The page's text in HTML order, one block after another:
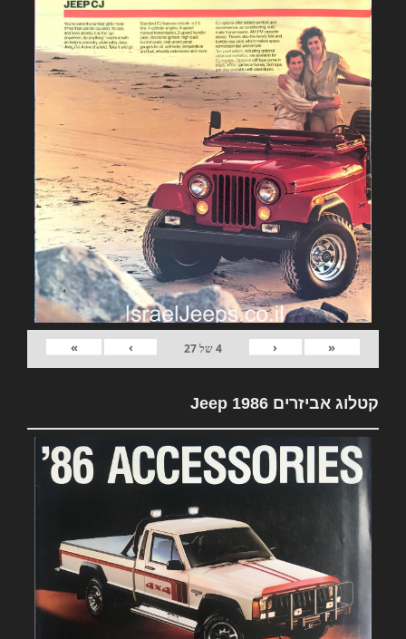
«
‹
4של27
›
»
קטלוג אביזרים Jeep 1986